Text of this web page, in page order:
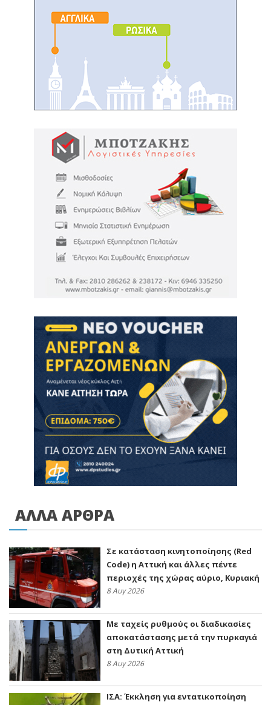
ΑΛΛΑ ΑΡΘΡΑ
Σε κατάσταση κινητοποίησης (Red
Code) η Αττική και άλλες πέντε
περιοχές της χώρας αύριο, Κυριακή
8 Αυγ 2026
Με ταχείς ρυθμούς οι διαδικασίες
αποκατάστασης μετά την πυρκαγιά
στη Δυτική Αττική
8 Αυγ 2026
ΙΣΑ: Έκκληση για εντατικοποίηση